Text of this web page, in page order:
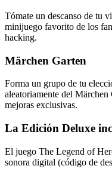
Tómate un descanso de tu
minijuego favorito de los
hacking.
Märchen Garten
Forma un grupo de tu
aleatoriamente del Märchen
mejoras exclusivas.
La Edición Deluxe
El juego The Legend of
sonora digital (código de